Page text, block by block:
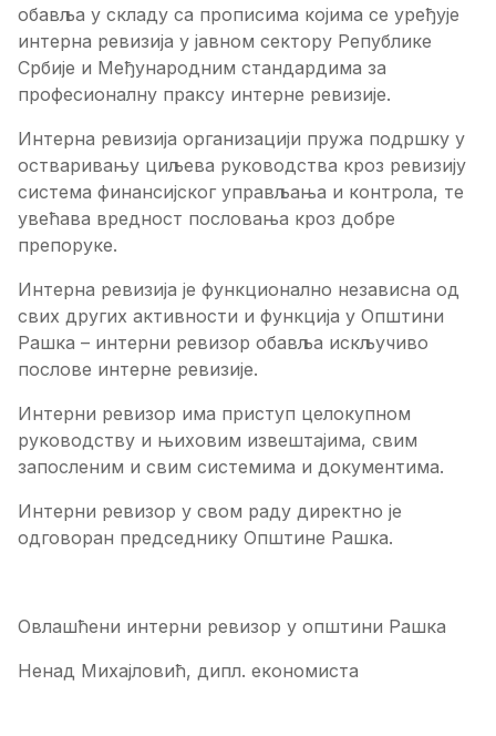
oбaвљa у склaду сa прописима којима се уређује
интерна ревизија у јавном сектору Републике
Србије и Међународним стандардима за
професионалну праксу интерне ревизије.
Интерна ревизија организацији пружа подршку у
остваривању циљева руководства кроз ревизију
система финансијског управљања и контрола, те
увећава вредност пословања кроз добре
препоруке.
Интерна ревизија је функционално независна од
свих других активности и функција у Општини
Рашка – интерни ревизор обавља искључиво
послове интерне ревизије.
Интерни ревизор има приступ целокупном
руководству и њиховим извештајима, свим
запосленим и свим системима и документима.
Интерни ревизор у свом раду директно је
одговоран председнику Општине Рашка.
Овлашћени интерни ревизор у општини Рашка
Ненад Михајловић, дипл. економиста